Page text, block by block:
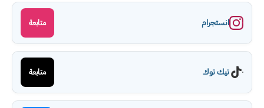
انستجرام متابعة
تيك توك متابعة